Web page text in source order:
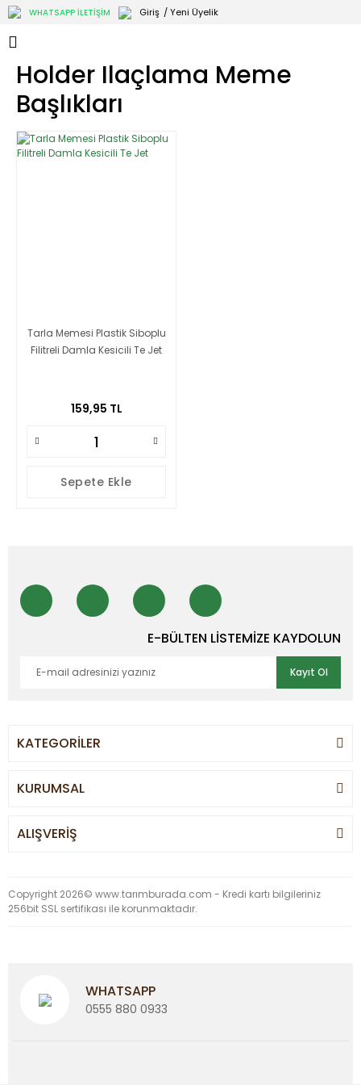
WHATSAPP İLETİŞİM Giriş / Yeni Üyelik
Holder Ilaçlama Meme
Başlıkları
Tarla Memesi Plastik Siboplu
Filitreli Damla Kesicili Te Jet
159,95 TL
Sepete Ekle
E-BÜLTEN LİSTEMİZE KAYDOLUN
Kayıt Ol
KATEGORİLER
KURUMSAL
ALIŞVERİŞ
Copyright 2026© www.tarımburada.com - Kredi kartı bilgileriniz
256bit SSL sertifikası ile korunmaktadır.
WHATSAPP
0555 880 0933